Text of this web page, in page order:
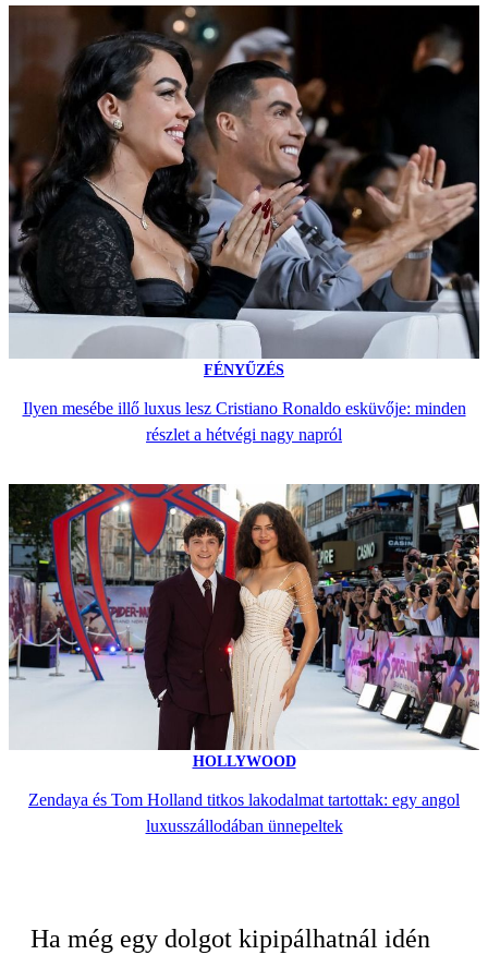
FÉNYŰZÉS
Ilyen mesébe illő luxus lesz Cristiano Ronaldo esküvője: minden
részlet a hétvégi nagy napról
HOLLYWOOD
Zendaya és Tom Holland titkos lakodalmat tartottak: egy angol
luxusszállodában ünnepeltek
Ha még egy dolgot kipipálhatnál idén